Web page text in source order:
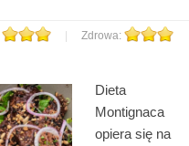
Zdrowa:
Dieta
Montignaca
opiera się na